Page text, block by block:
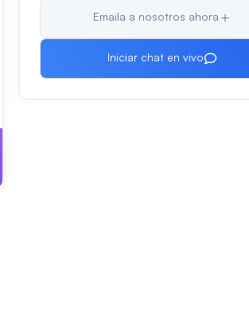
Emaila a nosotros ahora
Iniciar chat en vivo